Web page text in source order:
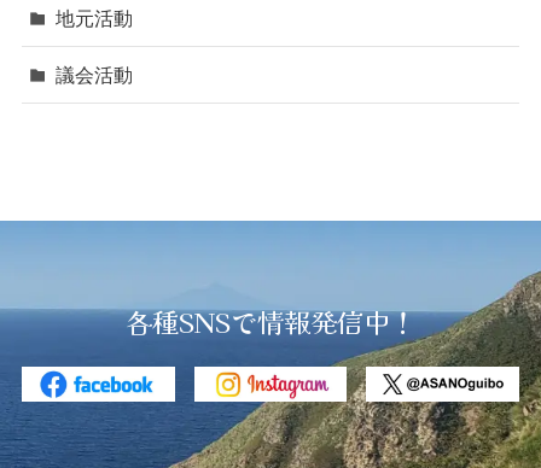
地元活動
議会活動
各種SNSで情報発信中！